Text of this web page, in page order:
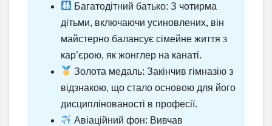
Багатодітний батько: З чотирма
дітьми, включаючи усиновлених, він
майстерно балансує сімейне життя з
кар’єрою, як жонглер на канаті.
Золота медаль: Закінчив гімназію з
відзнакою, що стало основою для його
дисциплінованості в професії.
Авіаційний фон: Вивчав